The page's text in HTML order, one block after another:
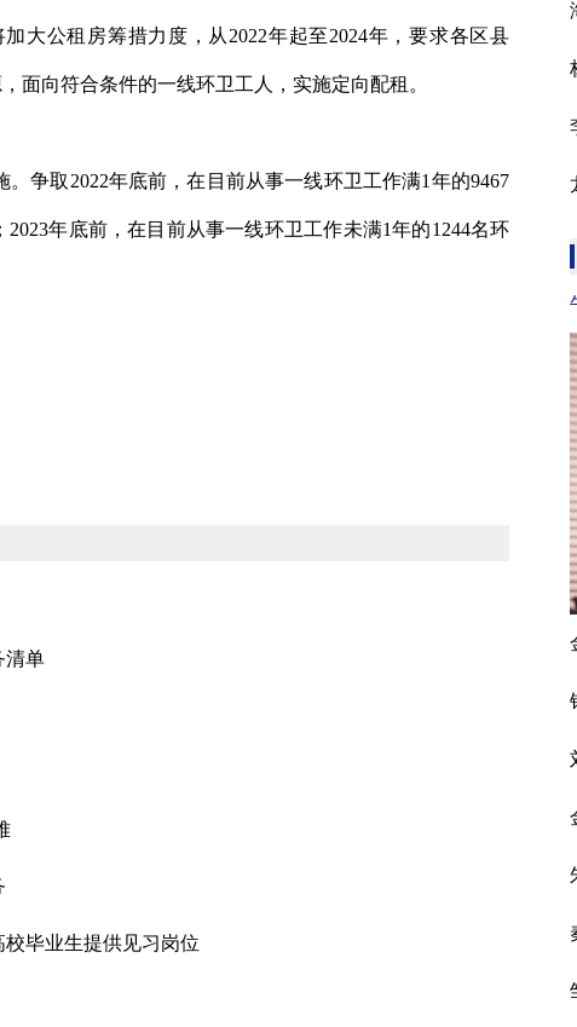
大公租房筹措力度，从2022年起至2024年，要求各区县
面向符合条件的一线环卫工人，实施定向配租。
取2022年底前，在目前从事一线环卫工作满1年的9467
年底前，在目前从事一线环卫工作未满1年的1244名环
清单
毕业生提供见习岗位